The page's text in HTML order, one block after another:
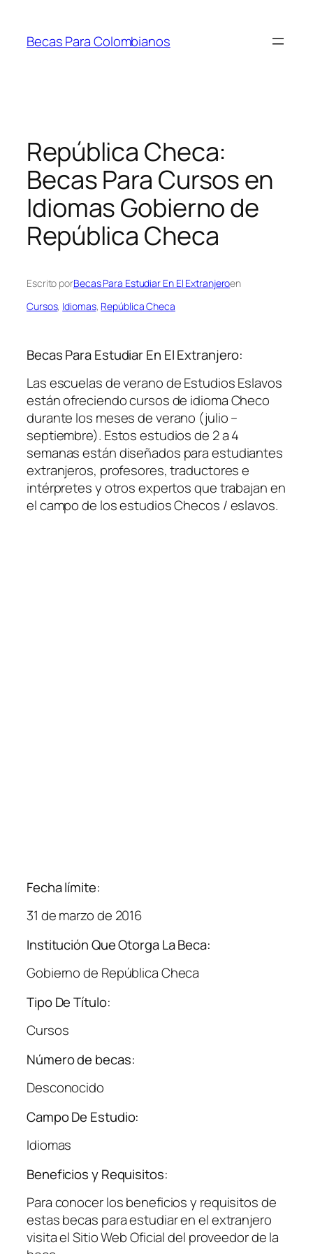
contenido
Becas Para Colombianos
República Checa:
Becas Para Cursos en
Idiomas Gobierno de
República Checa
Escrito porBecas Para Estudiar En El Extranjeroen
Cursos, Idiomas, República Checa
Becas Para Estudiar En El Extranjero:
Las escuelas de verano de Estudios Eslavos
están ofreciendo cursos de idioma Checo
durante los meses de verano (julio –
septiembre). Estos estudios de 2 a 4
semanas están diseñados para estudiantes
extranjeros, profesores, traductores e
intérpretes y otros expertos que trabajan en
el campo de los estudios Checos / eslavos.
Fecha límite:
31 de marzo de 2016
Institución Que Otorga La Beca:
Gobierno de República Checa
Tipo De Título:
Cursos
Número de becas:
Desconocido
Campo De Estudio:
Idiomas
Beneficios y Requisitos:
Para conocer los beneficios y requisitos de
estas becas para estudiar en el extranjero
visita el Sitio Web Oficial del proveedor de la